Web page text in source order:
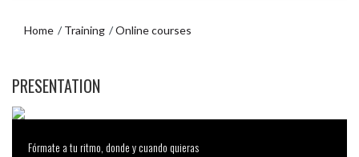
Home Training Online courses
menu
PRESENTATION
Fórmate a tu ritmo, donde y cuando quieras